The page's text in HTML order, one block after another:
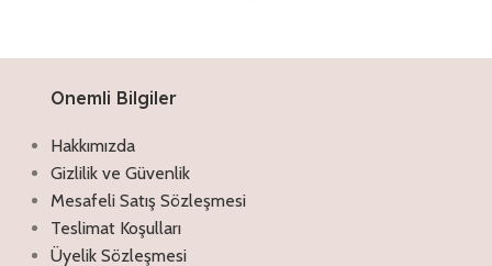
Onemli Bilgiler
Hakkımızda
Gizlilik ve Güvenlik
Mesafeli Satış Sözleşmesi
Teslimat Koşulları
Üyelik Sözleşmesi